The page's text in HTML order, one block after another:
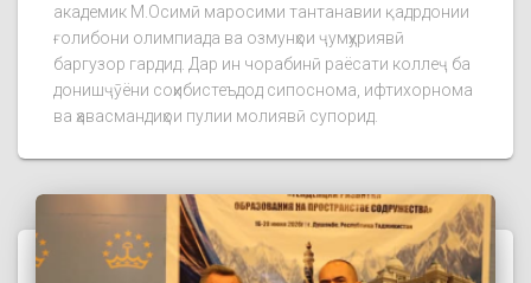
академик М.Осимӣ маросими тантанавии қадрдонии
ғолибони олимпиада ва озмунҳои ҷумҳуриявӣ
баргузор гардид. Дар ин чорабинӣ раёсати коллеҷ ба
донишҷӯёни соҳибистеъдод сипоснома, ифтихорнома
ва ҳавасмандиҳои пулии молиявӣ супорид.